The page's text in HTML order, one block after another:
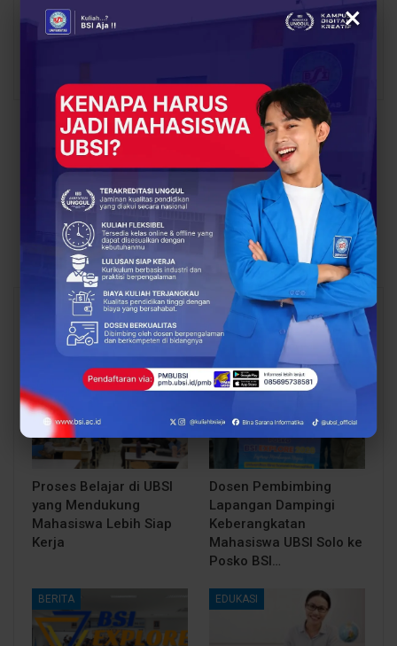
Abdul Latif 1 Comments
PREV POST
BSI Entrepreneur
Center: Rumah Belajar
Bisnis bagi Generasi
Kreatif
NEXT POST
UBSI Kampus Cikampek:
Jurusan SI, SIA, dan TI –
Apa Saja Kompetisi
Nasional yang Bisa
Diikuti?
All
You Might Also Like
Proses Belajar di UBSI
yang Mendukung
Mahasiswa Lebih Siap
Kerja
BERITA
Dosen Pembimbing
Lapangan Dampingi
Keberangkatan
Mahasiswa UBSI Solo ke
Posko BSI…
BERITA EDUKASI
×